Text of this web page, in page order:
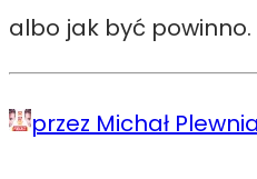
albo jak być
przez Michał